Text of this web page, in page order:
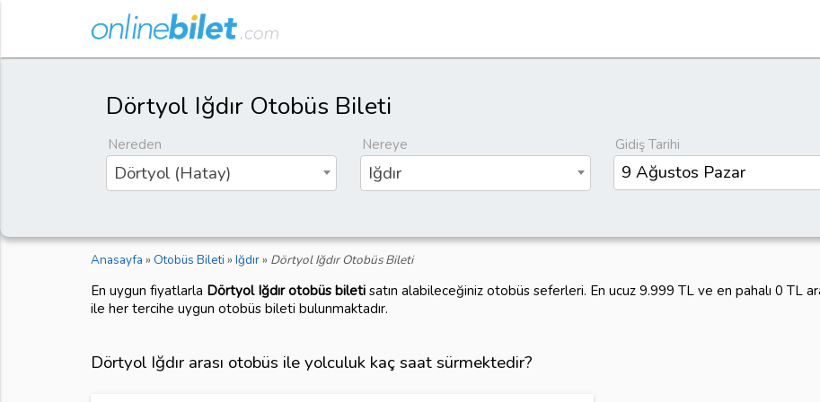
Dörtyol Iğdır Otobüs Bileti
Nereden
Dörtyol (Hatay)
Nereye
Iğdır
Gidiş Tarihi
Anasayfa » Otobüs Bileti » Iğdır» Dörtyol Iğdır Otobüs Bileti
En uygun fiyatlarla Dörtyol Iğdır otobüs biletisatın alabileceğiniz otobüs seferleri. En ucuz 9.999 TL ve en pahalı 0 TL
ile her tercihe uygun otobüs bileti bulunmaktadır.
Dörtyol Iğdır arası otobüs ile yolculuk kaç saat sürmektedir?